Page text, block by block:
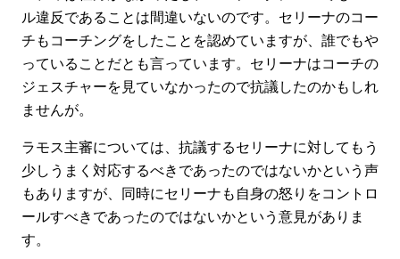
ル違反であることは間違いないのです。セリーナのコー
チもコーチングをしたことを認めていますが、誰でもや
っていることだとも言っています。セリーナはコーチの
ジェスチャーを見ていなかったので抗議したのかもしれ
ませんが。
ラモス主審については、抗議するセリーナに対してもう
少しうまく対応するべきであったのではないかという声
もありますが、同時にセリーナも自身の怒りをコントロ
ールすべきであったのではないかという意見がありま
す。